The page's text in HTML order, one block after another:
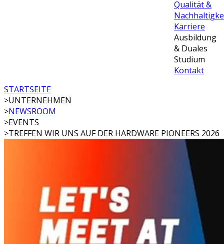
Qualität &
Karriere
Ausbildung
& Duales
Studium
Kontakt
STARTSEITE
>UNTERNEHMEN
>NEWSROOM
>EVENTS
>TREFFEN WIR UNS AUF DER HARDWARE PIONEERS 2026